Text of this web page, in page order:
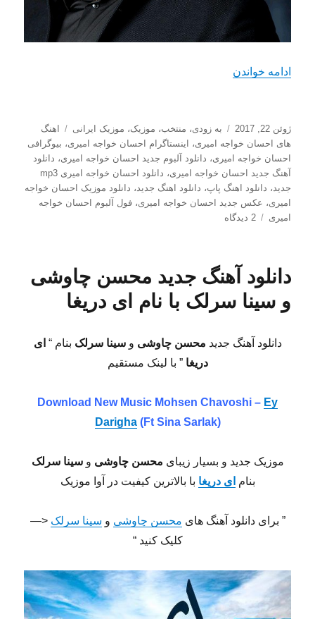
ادامه خواندن
ارسال
شده
در
ژوئن 22, 2017 دسته‌ها
به زودی، منتخب، موزیک، موزیک ایرانی برچسب‌ها
اهنگ
های احسان خواجه امیری، اینستاگرام احسان خواجه امیری، بیوگرافی
احسان خواجه امیری، دانلود آلبوم جدید احسان خواجه امیری، دانلود
آهنگ جدید احسان خواجه امیری،
دانلود احسان خواجه امیری mp3
جدید ، دانلود اهنگ پاپ، دانلود اهنگ جدید ، دانلود موزیک احسان خواجه
امیری، عکس جدید احسان خواجه امیری،فول آلبوم احسان خواجه
امیری
2 دیدگاه
احسان
خواجه
امیری
قلب
ساعتی
دانلود آهنگ جدید محسن چاوشی
و سینا سرلک با نام ای دریغا
دانلود آهنگ جدید محسن چاوشی و سینا سرلک بنام “ ای
دریغا” با لینک مستقیم
Download New Music Mohsen Chavoshi – Ey
Darigha(Ft Sina Sarlak)
موزیک جدید و بسیار زیبای محسن چاوشی و سینا سرلک
بنام ای دریغا با بالاترین کیفیت در آوا موزیک
” برای دانلود آهنگ های محسن چاوشی و سینا سرلک <—
کلیک کنید “